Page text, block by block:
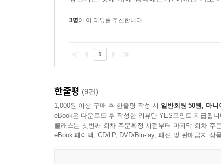
3명이 이 리뷰를 추천합니다.
1
한줄평 (9건)
1,000원 이상 구매 후 한줄평 작성 시 일반회원 50원, 마니
eBook은 다운로드 후 작성한 리뷰만 YES포인트 지급됩니
클래스는 첫번째 회차 주문확정 시점부터 마지막 회차 주
eBook 페이백, CD/LP, DVD/Blu-ray, 패션 및 판매금지 상